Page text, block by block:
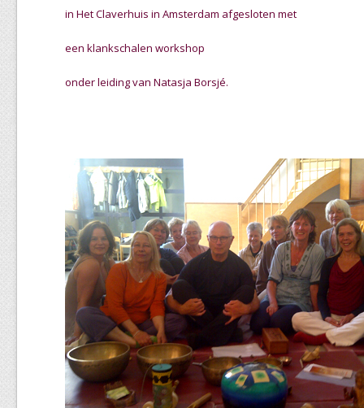
in Het Claverhuis in Amsterdam afgesloten met
een klankschalen workshop
onder leiding van Natasja Borsjé.